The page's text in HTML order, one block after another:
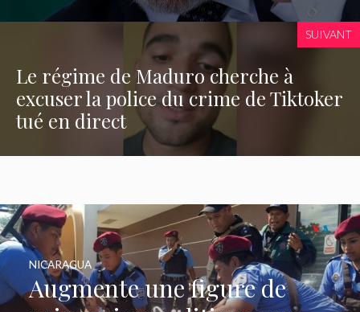
SUIVANT
Le régime de Maduro cherche à
excuser la police du crime de Tiktoker
tué en direct
Augmente une figure de
NICARAGUA